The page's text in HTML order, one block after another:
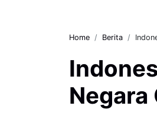
Home Berita
Negara